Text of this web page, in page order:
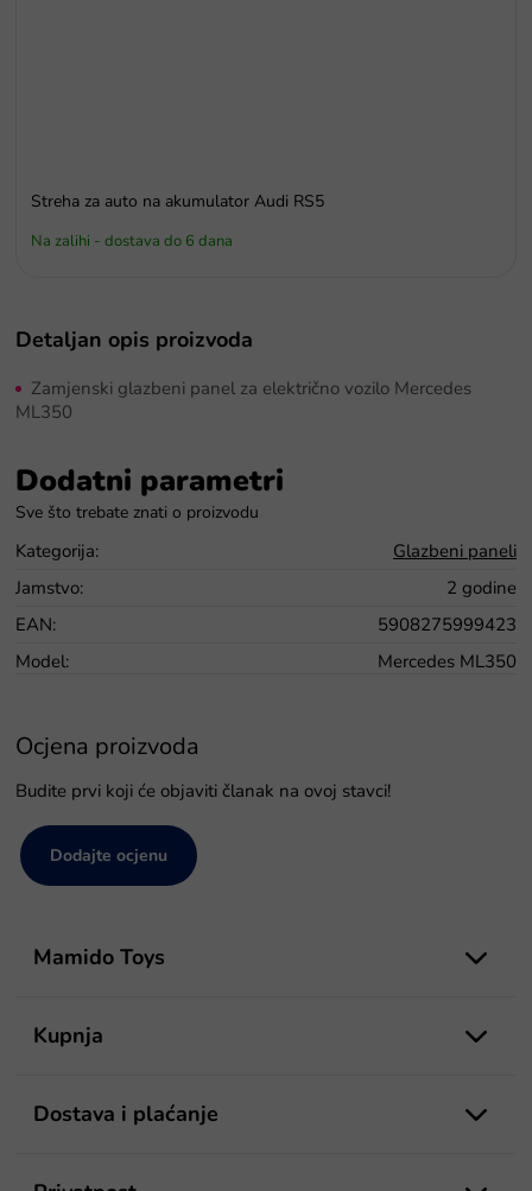
Streha za auto na akumulator Audi RS5
Na zalihi - dostava do 6 dana
Detaljan opis proizvoda
Zamjenski glazbeni panel za električno vozilo Mercedes
ML350
Dodatni parametri
Kategorija:
Glazbeni paneli
Jamstvo:
2 godine
EAN:
5908275999423
Model: Mercedes ML350
Ocjena proizvoda
Budite prvi koji će objaviti članak na ovoj stavci!
Dodajte ocjenu
Mamido Toys
Kupnja
Dostava i plaćanje